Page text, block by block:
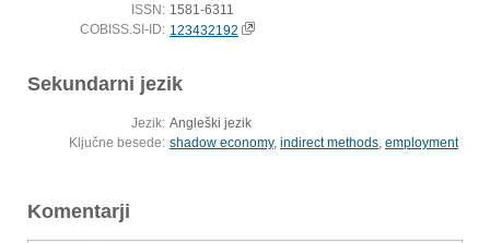
ISSN: 1581-6311
COBISS.SI-ID: 123432192
Sekundarni jezik
Jezik: Angleški jezik
Ključne besede: shadow economy, indirect methods, employment
Komentarji